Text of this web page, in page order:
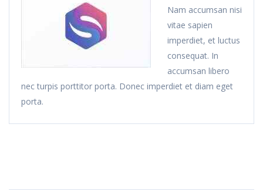
Nam accumsan nisi
vitae sapien
imperdiet, et luctus
consequat. In
accumsan libero
nec turpis porttitor porta. Donec imperdiet et diam eget
porta.